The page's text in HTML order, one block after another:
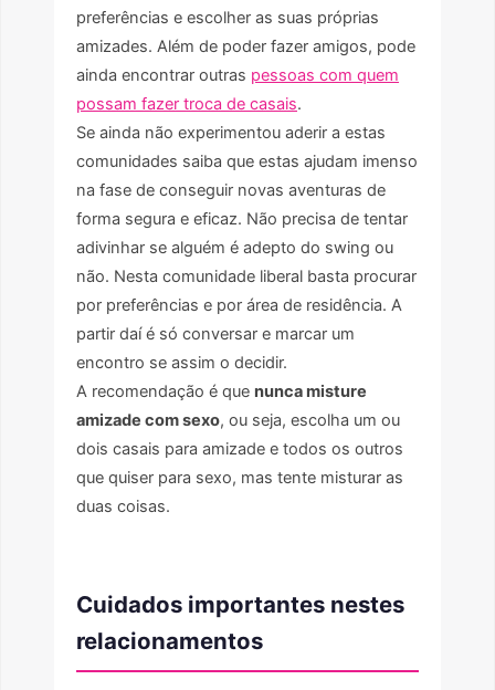
preferências e escolher as suas próprias
amizades. Além de poder fazer amigos, pode
ainda encontrar outras pessoas com quem
possam fazer troca de casais.
Se ainda não experimentou aderir a estas
comunidades saiba que estas ajudam imenso
na fase de conseguir novas aventuras de
forma segura e eficaz. Não precisa de tentar
adivinhar se alguém é adepto do swing ou
não. Nesta comunidade liberal basta procurar
por preferências e por área de residência. A
partir daí é só conversar e marcar um
encontro se assim o decidir.
A recomendação é que nunca misture
amizade com sexo, ou seja, escolha um ou
dois casais para amizade e todos os outros
que quiser para sexo, mas tente misturar as
duas coisas.
Cuidados importantes nestes
relacionamentos